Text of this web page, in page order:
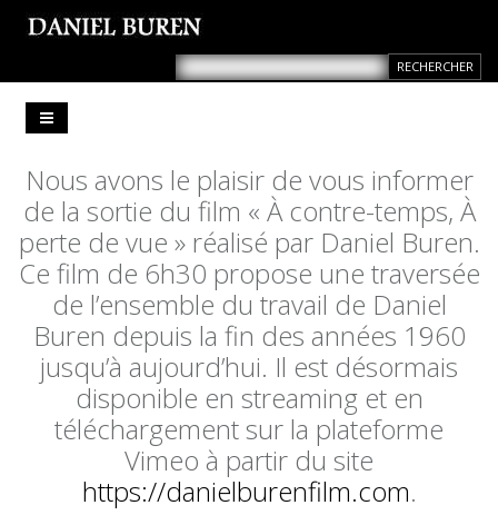
Nous avons le plaisir de vous informer
de la sortie du film « À contre-temps, À
perte de vue » réalisé par Daniel Buren.
Ce film de 6h30 propose une traversée
de l’ensemble du travail de Daniel
Buren depuis la fin des années 1960
jusqu’à aujourd’hui. Il est désormais
disponible en streaming et en
téléchargement sur la plateforme
Vimeo à partir du site
https://danielburenfilm.com.